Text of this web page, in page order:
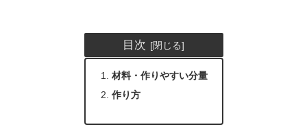
目次
材料・作りやすい分量
作り方